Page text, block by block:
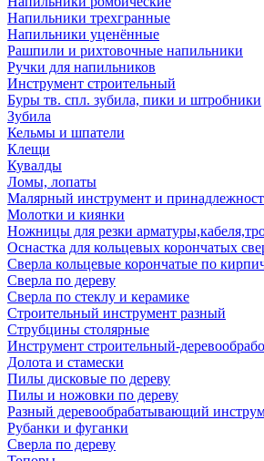
Напильники трехгранные
Напильники уценённые
Рашпили и рихтовочные напильники
Ручки для напильников
Инструмент строительный
Буры тв. спл. зубила, пики и штробники
Зубила
Кельмы и шпатели
Клещи
Кувалды
Ломы, лопаты
Малярный инструмент и
Молотки и киянки
Ножницы для резки
Оснастка для кольцевых корончатых
Сверла кольцевые корончатые по
Сверла по дереву
Сверла по стеклу и керамике
Строительный инструмент разный
Струбцины столярные
Инструмент строительный-
Долота и стамески
Пилы дисковые по дереву
Пилы и ножовки по дереву
Разный деревообрабатывающий
Рубанки и фуганки
Сверла по дереву